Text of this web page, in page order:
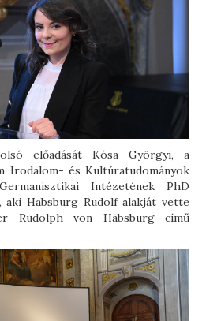
előadását Kósa Györgyi, a
Irodalom- és Kultúratudományok
Intézetének PhD
Habsburg Rudolf alakját vette
Rudolph von Habsburg című